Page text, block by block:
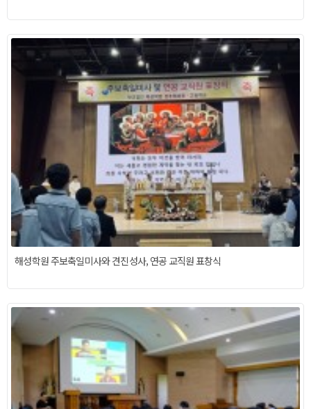
해성학원 주보축일미사와 견진성사, 연공 교직원 표창식